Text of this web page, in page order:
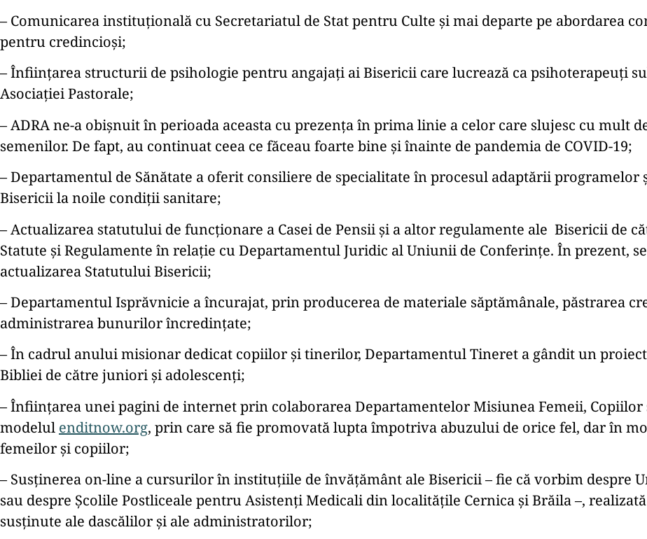
– Comunicarea instituțională cu Secretariatul de Stat pentru Culte și mai departe pe abordarea
pentru credincioși;
– Înființarea structurii de psihologie pentru angajați ai Bisericii care lucrează ca psihoterapeuți
Asociației Pastorale;
– ADRA ne-a obișnuit în perioada aceasta cu prezența în prima linie a celor care slujesc cu mult
semenilor. De fapt, au continuat ceea ce făceau foarte bine și înainte de pandemia de COVID-19;
– Departamentul de Sănătate a oferit consiliere de specialitate în procesul adaptării
Bisericii la noile condiții sanitare;
– Actualizarea statutului de funcționare a Casei de Pensii și a altor regulamente ale Bisericii de
Statute și Regulamente în relație cu Departamentul Juridic al Uniunii de Conferințe. În prezent,
actualizarea Statutului Bisericii;
– Departamentul Isprăvnicie a încurajat, prin producerea de materiale săptămânale, păstrarea
administrarea bunurilor încredințate;
– În cadrul anului misionar dedicat copiilor și tinerilor, Departamentul Tineret a gândit un
Bibliei de către juniori și adolescenți;
– Înființarea unei pagini de internet prin colaborarea Departamentelor Misiunea Femeii, Copiilor
modelul enditnow.org, prin care să fie promovată lupta împotriva abuzului de orice fel, dar în
femeilor și copiilor;
– Susținerea on-line a cursurilor în instituțiile de învățământ ale Bisericii – fie că vorbim despre
sau despre Școlile Postliceale pentru Asistenți Medicali din localitățile Cernica și Brăila –,
susținute ale dascălilor și ale administratorilor;